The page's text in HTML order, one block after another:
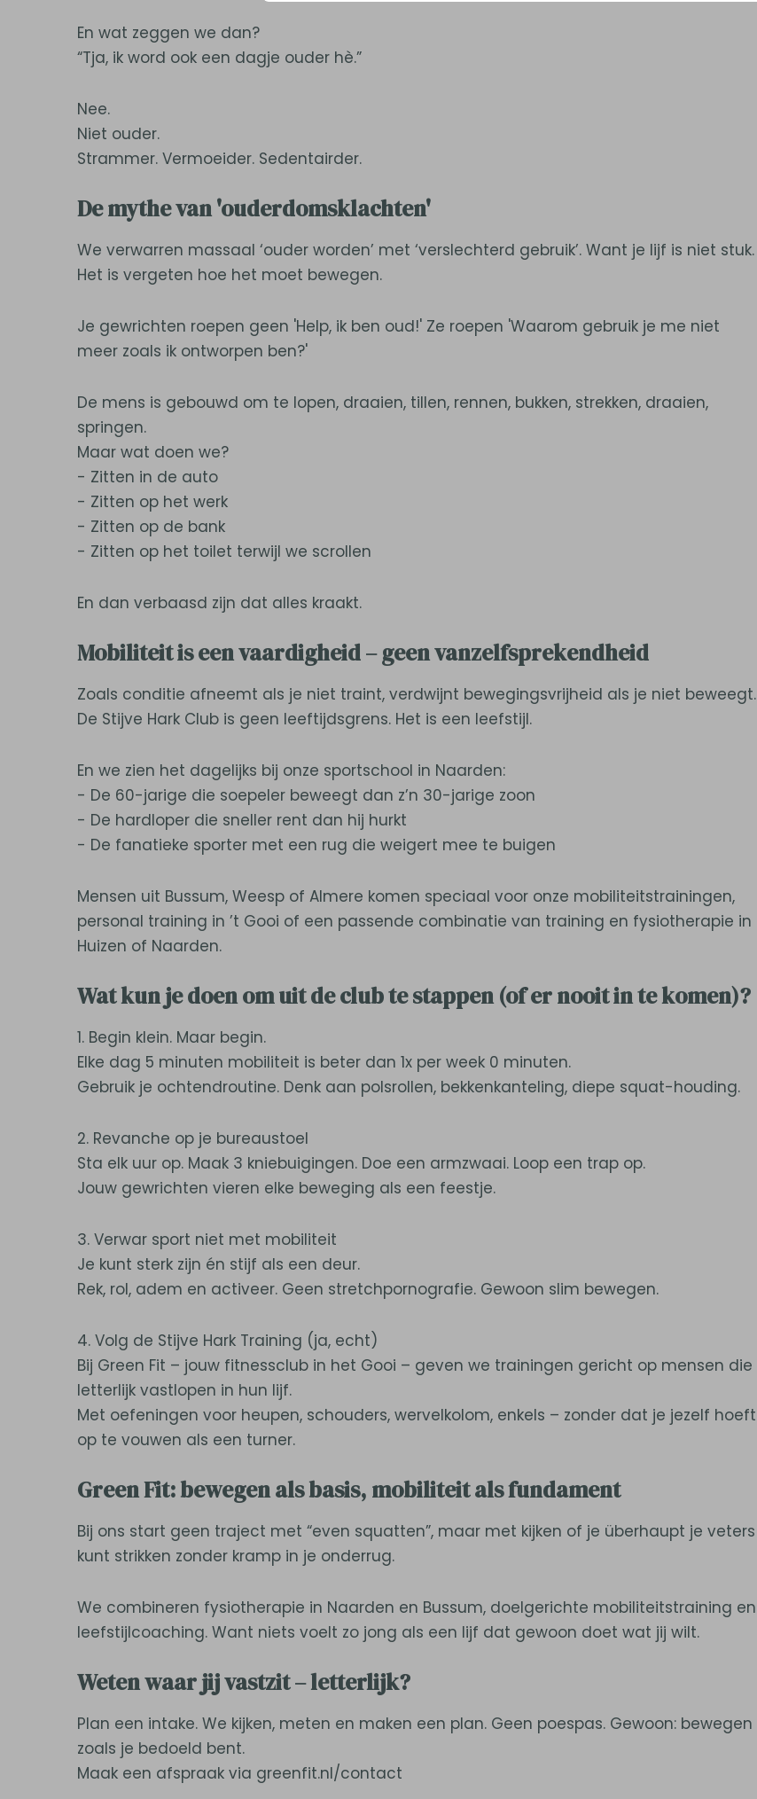
En wat zeggen we dan?
“Tja, ik word ook een dagje ouder hè.”
Nee.
Niet ouder.
Strammer. Vermoeider. Sedentairder.
De mythe van 'ouderdomsklachten'
We verwarren massaal ‘ouder worden’ met ‘verslechterd gebruik’. Want je lijf is niet stuk.
Het is vergeten hoe het moet bewegen.
Je gewrichten roepen geen 'Help, ik ben oud!' Ze roepen 'Waarom gebruik je me niet
meer zoals ik ontworpen ben?'
De mens is gebouwd om te lopen, draaien, tillen, rennen, bukken, strekken, draaien,
springen.
Maar wat doen we?
- Zitten in de auto
- Zitten op het werk
- Zitten op de bank
- Zitten op het toilet terwijl we scrollen
En dan verbaasd zijn dat alles kraakt.
Mobiliteit is een vaardigheid – geen vanzelfsprekendheid
Zoals conditie afneemt als je niet traint, verdwijnt bewegingsvrijheid als je niet beweegt.
De Stijve Hark Club is geen leeftijdsgrens. Het is een leefstijl.
En we zien het dagelijks bij onze sportschool in Naarden:
- De 60-jarige die soepeler beweegt dan z’n 30-jarige zoon
- De hardloper die sneller rent dan hij hurkt
- De fanatieke sporter met een rug die weigert mee te buigen
Mensen uit Bussum, Weesp of Almere komen speciaal voor onze mobiliteitstrainingen,
personal training in ’t Gooi of een passende combinatie van training en fysiotherapie in
Huizen of Naarden.
Wat kun je doen om uit de club te stappen (of er nooit in te komen)?
1. Begin klein. Maar begin.
Elke dag 5 minuten mobiliteit is beter dan 1x per week 0 minuten.
Gebruik je ochtendroutine. Denk aan polsrollen, bekkenkanteling, diepe squat-houding.
2. Revanche op je bureaustoel
Sta elk uur op. Maak 3 kniebuigingen. Doe een armzwaai. Loop een trap op.
Jouw gewrichten vieren elke beweging als een feestje.
3. Verwar sport niet met mobiliteit
Je kunt sterk zijn én stijf als een deur.
Rek, rol, adem en activeer. Geen stretchpornografie. Gewoon slim bewegen.
4. Volg de Stijve Hark Training (ja, echt)
Bij Green Fit – jouw fitnessclub in het Gooi – geven we trainingen gericht op mensen die
letterlijk vastlopen in hun lijf.
Met oefeningen voor heupen, schouders, wervelkolom, enkels – zonder dat je jezelf hoeft
op te vouwen als een turner.
Green Fit: bewegen als basis, mobiliteit als fundament
Bij ons start geen traject met “even squatten”, maar met kijken of je überhaupt je veters
kunt strikken zonder kramp in je onderrug.
We combineren fysiotherapie in Naarden en Bussum, doelgerichte mobiliteitstraining en
leefstijlcoaching. Want niets voelt zo jong als een lijf dat gewoon doet wat jij wilt.
Weten waar jij vastzit – letterlijk?
Plan een intake. We kijken, meten en maken een plan. Geen poespas. Gewoon: bewegen
zoals je bedoeld bent.
Maak een afspraak via greenfit.nl/contact